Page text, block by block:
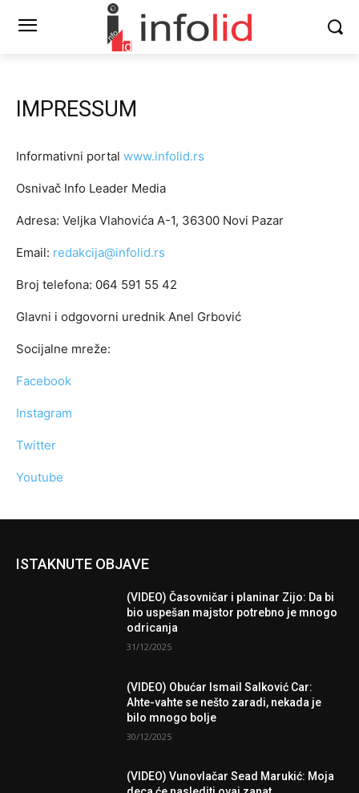
IMPRESSUM
Informativni portal www.infolid.rs
Osnivač Info Leader Media
Adresa: Veljka Vlahovića A-1, 36300 Novi Pazar
Email: redakcija@infolid.rs
Broj telefona: 064 591 55 42
Glavni i odgovorni urednik Anel Grbović
Socijalne mreže:
Facebook
Instagram
Twitter
Youtube
ISTAKNUTE OBJAVE
(VIDEO) Časovničar i planinar Zijo: Da bi
bio uspešan majstor potrebno je mnogo
odricanja
31/12/2025
(VIDEO) Obućar Ismail Salković Car:
Ahte-vahte se nešto zaradi, nekada je
bilo mnogo bolje
30/12/2025
(VIDEO) Vunovlačar Sead Marukić: Moja